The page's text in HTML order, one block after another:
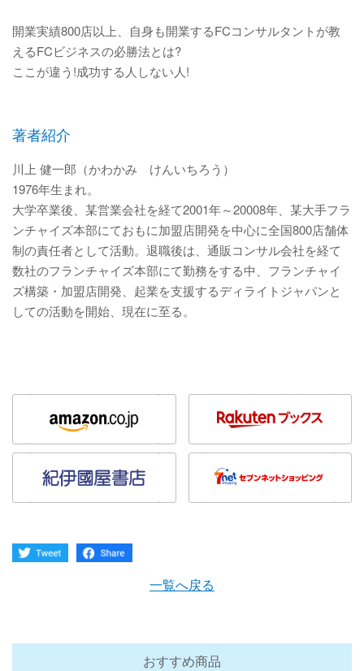
開業実績800店以上、自身も開業するFCコンサルタントが教
えるFCビジネスの必勝法とは?
ここが違う!成功する人しない人!
著者紹介
川上 健一郎（かわかみ けんいちろう）
1976年生まれ。
大学卒業後、某営業会社を経て2001年～20008年、某大手フラ
ンチャイズ本部にておもに加盟店開発を中心に全国800店舗体
制の責任者として活動。退職後は、通販コンサル会社を経て
数社のフランチャイズ本部にて勤務をする中、フランチャイ
ズ構築・加盟店開発、起業を支援するディライトジャパンと
しての活動を開始、現在に至る。
一覧へ戻る
おすすめ商品